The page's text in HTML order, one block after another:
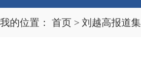
我的位置： 首页 > 刘越高报道集